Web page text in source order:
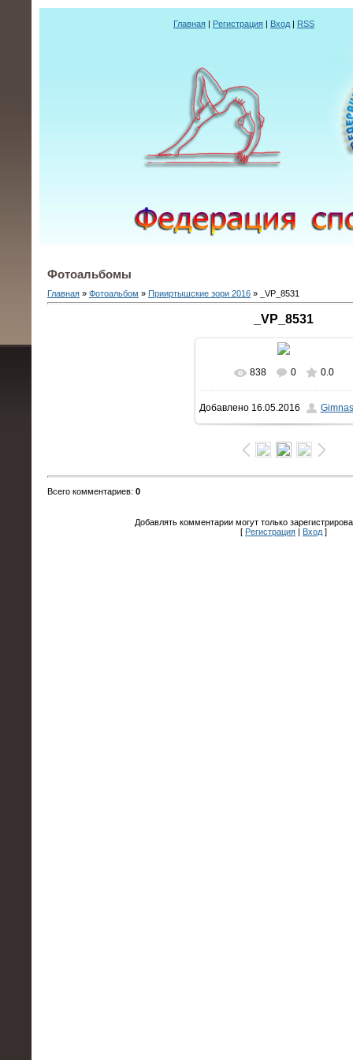
Главная | Регистрация | Вход | RSS
Фотоальбомы
Главная » Фотоальбом » Прииртышские зори 2016 » _VP_8531
_VP_8531
В реальном размере
1500x1000/ 812.5Kb
838 0 0.0
Добавлено16.05.2016
Всего комментариев: 0
Добавлять комментарии могут только
[ Регистрация Вход]